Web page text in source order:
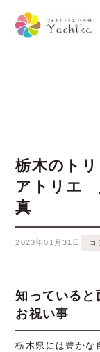
栃木のト
アトリエ
真
2023年01月31日 コ
知っていると
お祝い事
栃木県には豊かな